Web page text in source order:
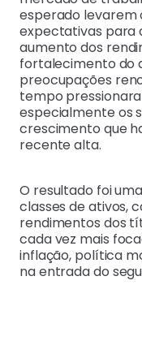
esperado levarem
expectativas para
aumento dos
fortalecimento do
preocupações
tempo
especialmente os
crescimento que
recente alta.
O resultado foi
classes de ativos,
rendimentos dos
cada vez mais
inflação, política
na entrada do